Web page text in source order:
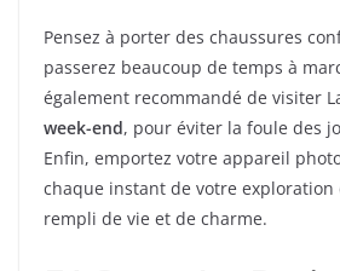
Pensez à porter des chaussures
passerez beaucoup de temps à
également recommandé de visiter
week-end, pour éviter la foule des
Enfin, emportez votre appareil
chaque instant de votre
rempli de vie et de charme.